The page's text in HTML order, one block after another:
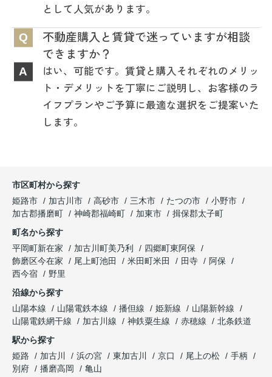
として人気があります。
Q
不動産購入と賃貸で迷っていますが相談
できますか？
A
はい、可能です。賃貸と購入それぞれのメリッ
ト・デメリットを丁寧にご説明し、お客様のラ
イフプランやご予算に最適な選択をご提案いた
します。
市区町村から探す
姫路市
加古川市 高砂市 三木市 たつの市
小野市
加古郡播磨町
神崎郡福崎町 加東市
揖保郡太子町
町名から探す
平岡町新在家
加古川町美乃利
四郷町東阿保
飾磨区今在家
尾上町池田 米田町米田 田寺
阿保
西今宿
野里
沿線から探す
山陽本線
山陽電鉄本線 播但線 姫新線
山陽新幹線
山陽電鉄網干線
加古川線 神鉄粟生線 赤穂線
北条鉄道
駅から探す
姫路
加古川 浜の宮 東加古川 京口 尾上の松
手柄
別府
播磨高岡 亀山